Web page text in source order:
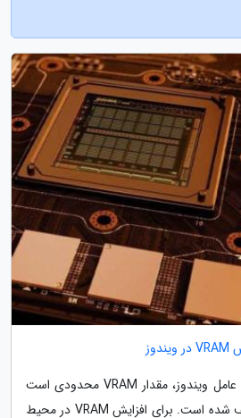
یکی از دلایل کندیِ سیستم عامل ویندوز، مقدار VRAM محدودی است
که برای سیستم عامل تعریف شده است. برای افزایش VRAM در محیط